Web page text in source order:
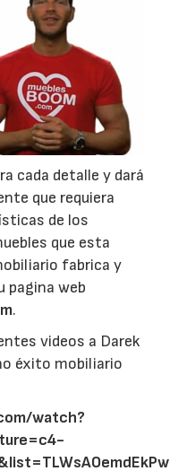
cada detalle y dará
que requiera
de los
que esta
fabrica y
pagina web
.
videos a Darek
éxito mobiliario
watch?